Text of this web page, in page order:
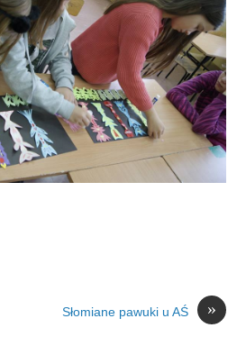
»
Słomiane pawuki u AŚ